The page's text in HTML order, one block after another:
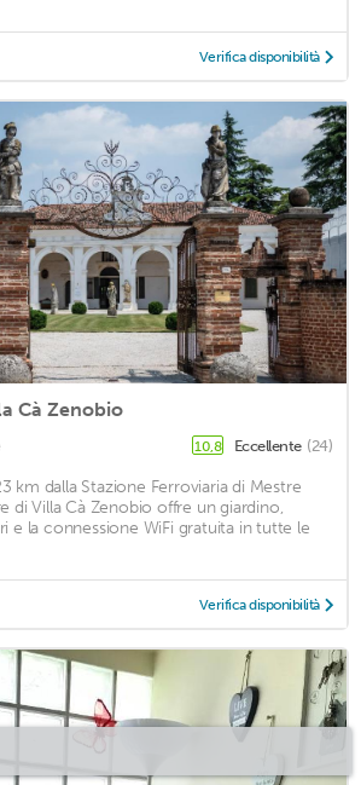
Verifica disponibilità
Cà Zenobio
10,8 Eccellente (24)
km dalla Stazione Ferroviaria di Mestre
di Villa Cà Zenobio offre un giardino,
e la connessione WiFi gratuita in tutte le
Verifica disponibilità